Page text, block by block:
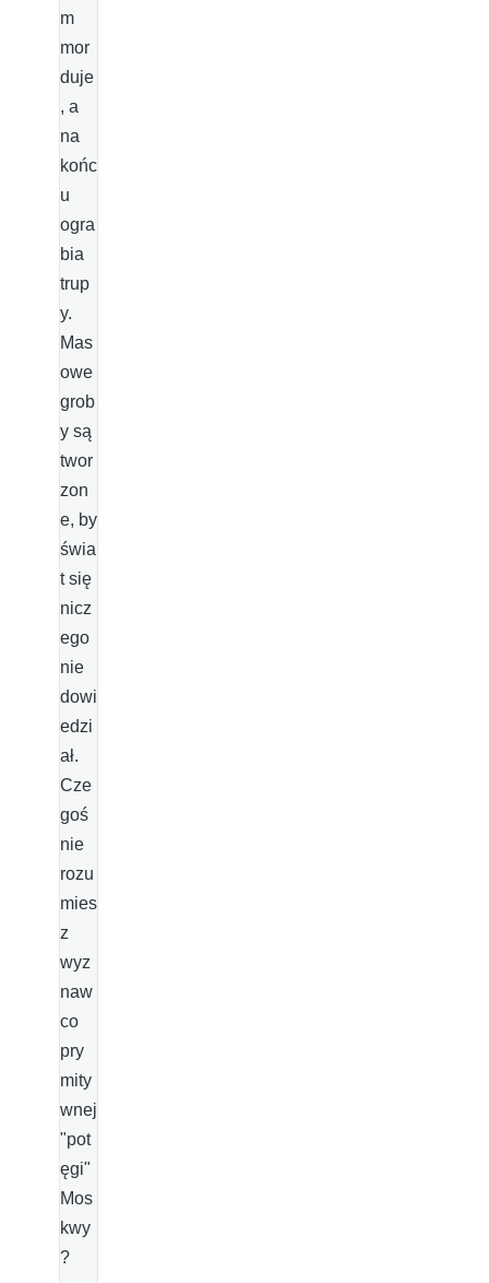
m
mor
duje
, a
na
końc
u
ogra
bia
trup
y.
Mas
owe
grob
y są
twor
zon
e, by
świa
t się
nicz
ego
nie
dowi
edzi
ał.
Cze
goś
nie
rozu
mies
z
wyz
naw
co
pry
mity
wnej
"pot
ęgi"
Mos
kwy
?